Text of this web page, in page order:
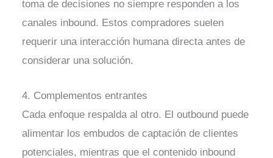
toma de decisiones no siempre responden a los
canales inbound. Estos compradores suelen
requerir una interacción humana directa antes de
considerar una solución.
4. Complementos entrantes
Cada enfoque respalda al otro. El outbound puede
alimentar los embudos de captación de clientes
potenciales, mientras que el contenido inbound